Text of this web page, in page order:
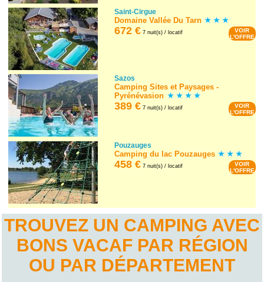
Saint-Cirgue
Domaine Vallée Du Tarn
672 € 7 nuit(s) / locatif
VOIR
L'OFFRE
Sazos
Camping Sites et Paysages -
Pyrénévasion
389 € 7 nuit(s) / locatif
VOIR
L'OFFRE
Pouzauges
Camping du lac Pouzauges
458 € 7 nuit(s) / locatif
VOIR
L'OFFRE
TROUVEZ UN CAMPING AVEC
BONS VACAF PAR RÉGION
OU PAR DÉPARTEMENT